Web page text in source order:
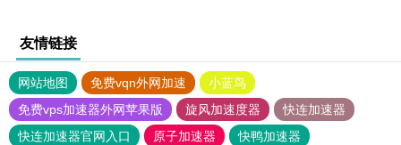
友情链接
网站地图 免费vqn外网加速
小蓝鸟
免费vps加速器外网苹果版
旋风加速度器
快连加速器
快连加速器官网入口
原子加速器 快鸭加速器